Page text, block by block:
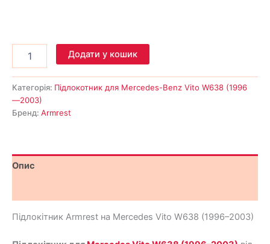
Додати у кошик
Категорія: Підлокотник для Mercedes-Benz Vito W638 (1996
—2003)
Бренд: Armrest
Опис
Підлокітник Armrest на Mercedes Vito W638 (1996–2003)